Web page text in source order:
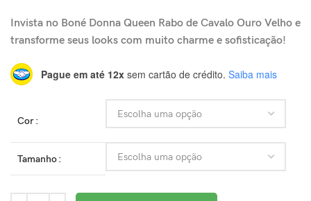
Invista no Boné Donna Queen Rabo de Cavalo Ouro Velho e
transforme seus looks com muito charme e sofisticação!
Pague em até 12x sem cartão de crédito. Saiba mais
Cor
Tamanho